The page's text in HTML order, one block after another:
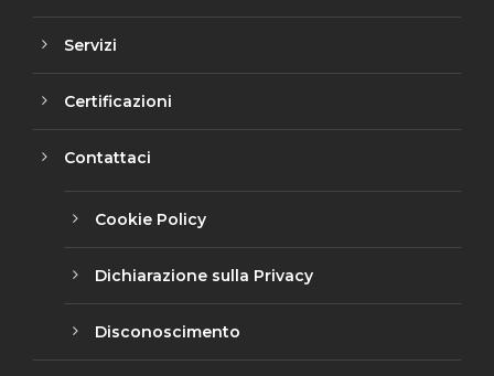
Servizi
Certificazioni
Contattaci
Cookie Policy
Dichiarazione sulla Privacy
Disconoscimento